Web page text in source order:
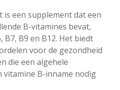
is een supplement dat een
B-vitamines bevat,
B7, B9 en B12. Het biedt
voor de gezondheid
die een algehele
B-inname nodig